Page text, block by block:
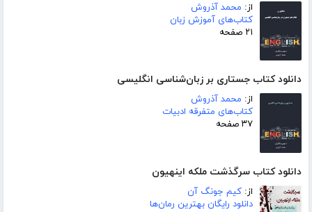
از: محمد آذروش
کتاب‌های آموزش زبان
۲۱ صفحه
دانلود کتاب جستاری بر زبان‌شناسی انگلیسی
از: محمد آذروش
کتاب‌های متفرقه ادبیات
۳۷ صفحه
دانلود کتاب سرگذشت ملکه اینهیون
از: کیم جونگ آن
دانلود رایگان بهترین رمان‌ها